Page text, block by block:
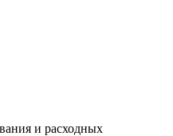
и расходных